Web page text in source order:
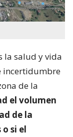
la salud y vida
incertidumbre
de la
el volumen
de la
si el